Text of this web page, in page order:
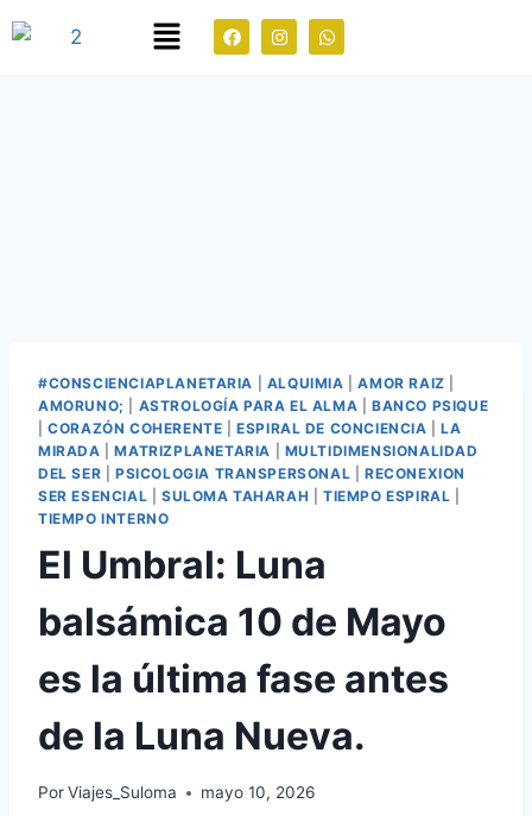
#CONSCIENCIAPLANETARIA ALQUIMIA |AMOR RAIZ
AMORUNO;
ASTROLOGÍA PARA EL ALMA |BANCO PSIQUE
|CORAZÓN COHERENTE |ESPIRAL DE CONCIENCIA |LA
MIRADA
|MATRIZPLANETARIA
MULTIDIMENSIONALIDAD
DEL SER
PSICOLOGIA TRANSPERSONAL |RECONEXION
SER ESENCIAL
SULOMA TAHARAH |TIEMPO ESPIRAL
TIEMPO INTERNO
El Umbral: Luna
balsámica 10 de Mayo
es la última fase antes
de la Luna Nueva.
PorViajes_Suloma mayo 10, 2026